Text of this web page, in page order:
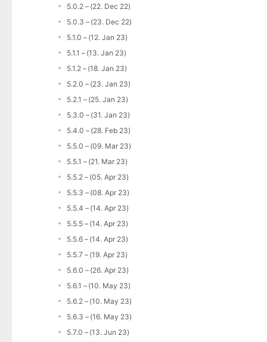
5.0.2 – (22. Dec 22)
5.0.3 – (23. Dec 22)
5.1.0 – (12. Jan 23)
5.1.1 – (13. Jan 23)
5.1.2 – (18. Jan 23)
5.2.0 – (23. Jan 23)
5.2.1 – (25. Jan 23)
5.3.0 – (31. Jan 23)
5.4.0 – (28. Feb 23)
5.5.0 – (09. Mar 23)
5.5.1 – (21. Mar 23)
5.5.2 – (05. Apr 23)
5.5.3 – (08. Apr 23)
5.5.4 – (14. Apr 23)
5.5.5 – (14. Apr 23)
5.5.6 – (14. Apr 23)
5.5.7 – (19. Apr 23)
5.6.0 – (26. Apr 23)
5.6.1 – (10. May 23)
5.6.2 – (10. May 23)
5.6.3 – (16. May 23)
5.7.0 – (13. Jun 23)